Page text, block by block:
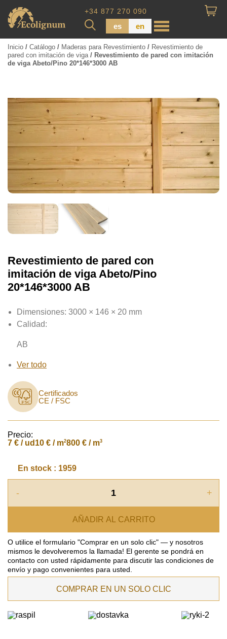
+34 877 270 090
es en
Madera impregnada
Tabla de piso
Tableros de Madera
Tablo calibrada
Inicio / Catálogo / Maderas para Revestimiento / Revestimiento de
pared con imitación de viga/ Revestimiento de pared con imitación
de viga Abeto/Pino 20*146*3000 AB
Revestimiento de pared con
imitación de viga Abeto/Pino
20*146*3000 AB
Dimensiones: 3000 × 146 × 20 mm
Calidad:
AB
Ver todo
Certificados
CE / FSC
Precio:
7 € / ud 10 € / m2800 € / m3
En stock : 1959
- +
AÑADIR AL CARRITO
O utilice el formulario "Comprar en un solo clic" — y nosotros
mismos le devolveremos la llamada! El gerente se pondrá en
contacto con usted rápidamente para discutir las condiciones de
envío y pago convenientes para usted.
COMPRAR EN UN SOLO CLIC